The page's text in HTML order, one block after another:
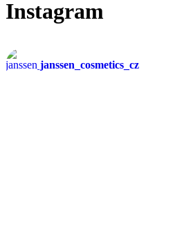
Instagram
janssen_cosmetics_cz